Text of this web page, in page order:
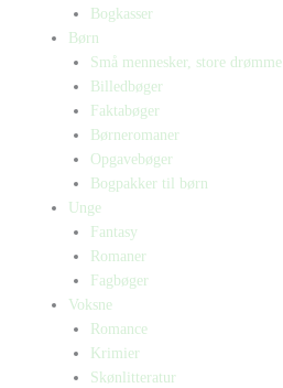
Bogkasser
Børn
Små mennesker, store drømme
Billedbøger
Faktabøger
Børneromaner
Opgavebøger
Bogpakker til børn
Unge
Fantasy
Romaner
Fagbøger
Voksne
Romance
Krimier
Skønlitteratur